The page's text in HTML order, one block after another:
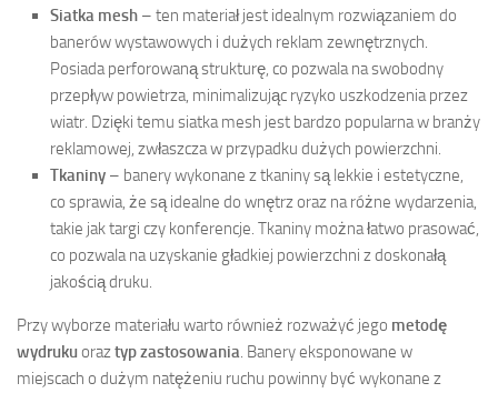
Siatka mesh – ten materiał jest idealnym rozwiązaniem do
banerów wystawowych i dużych reklam zewnętrznych.
Posiada perforowaną strukturę, co pozwala na swobodny
przepływ powietrza, minimalizując ryzyko uszkodzenia przez
wiatr. Dzięki temu siatka mesh jest bardzo popularna w branży
reklamowej, zwłaszcza w przypadku dużych powierzchni.
Tkaniny – banery wykonane z tkaniny są lekkie i estetyczne,
co sprawia, że są idealne do wnętrz oraz na różne wydarzenia,
takie jak targi czy konferencje. Tkaniny można łatwo prasować,
co pozwala na uzyskanie gładkiej powierzchni z doskonałą
jakością druku.
Przy wyborze materiału warto również rozważyć jego metodę
wydrukuoraztyp zastosowania. Banery eksponowane w
miejscach o dużym natężeniu ruchu powinny być wykonane z